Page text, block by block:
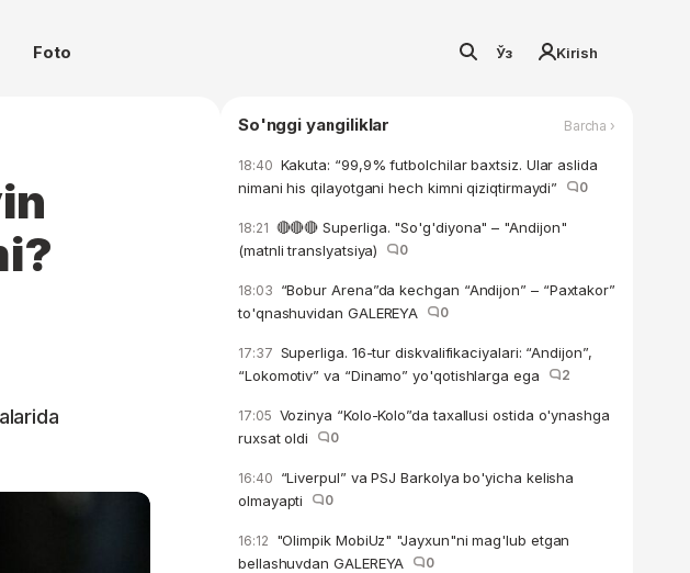
Foto Ўз Kirish
So'nggi yangiliklar Barcha ›
18:40 Kakuta: “99,9% futbolchilar baxtsiz. Ular aslida
nimani his qilayotgani hech kimni qiziqtirmaydi”
0
18:21 🔴🔴🔴 Superliga. "So'g'diyona" – "Andijon"
(matnli translyatsiya)
0
18:03 “Bobur Arena”da kechgan “Andijon” – “Paxtakor”
to'qnashuvidan GALEREYA
0
17:37 Superliga. 16-tur diskvalifikaciyalari: “Andijon”,
“Lokomotiv” va “Dinamo” yo'qotishlarga ega
2
17:05 Vozinya “Kolo-Kolo”da taxallusi ostida o'ynashga
ruxsat oldi
0
16:40 “Liverpul” va PSJ Barkolya bo'yicha kelisha
olmayapti
0
16:12 "Olimpik MobiUz" "Jayxun"ni mag'lub etgan
bellashuvdan GALEREYA
0